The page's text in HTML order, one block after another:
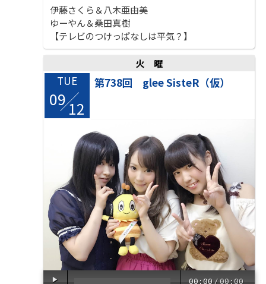
伊藤さくら＆八木亜由美
ゆーやん＆桑田真樹
【テレビのつけっぱなしは平気？】
火曜
TUE
0912
第738回 glee SisteR（仮）
00:00 /00:00